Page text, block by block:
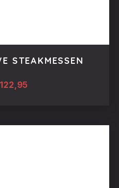
STEAKMESSEN
122,95